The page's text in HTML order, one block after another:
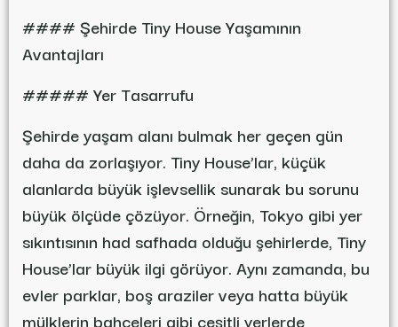
#### Şehirde Tiny House Yaşamının
Avantajları
##### Yer Tasarrufu
Şehirde yaşam alanı bulmak her geçen gün
daha da zorlaşıyor. Tiny House’lar, küçük
alanlarda büyük işlevsellik sunarak bu sorunu
büyük ölçüde çözüyor. Örneğin, Tokyo gibi yer
sıkıntısının had safhada olduğu şehirlerde, Tiny
House’lar büyük ilgi görüyor. Aynı zamanda, bu
evler parklar, boş araziler veya hatta büyük
mülklerin bahçeleri gibi çeşitli yerlerde